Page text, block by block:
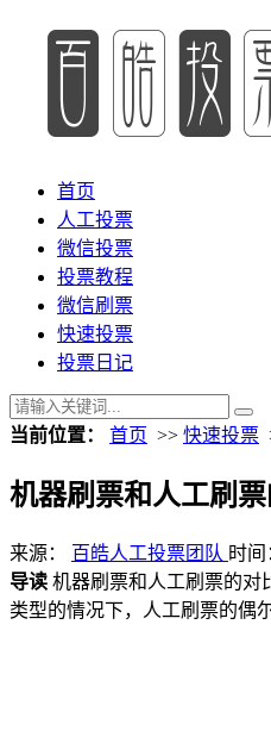
首页
人工投票
微信投票
投票教程
微信刷票
快速投票
投票日记
当前位置： 首页 >> 快速投票
机器刷票和人工刷
来源： 百皓人工投票团队 时间
导读 机器刷票和人工刷票的对
类型的情况下，人工刷票的偶